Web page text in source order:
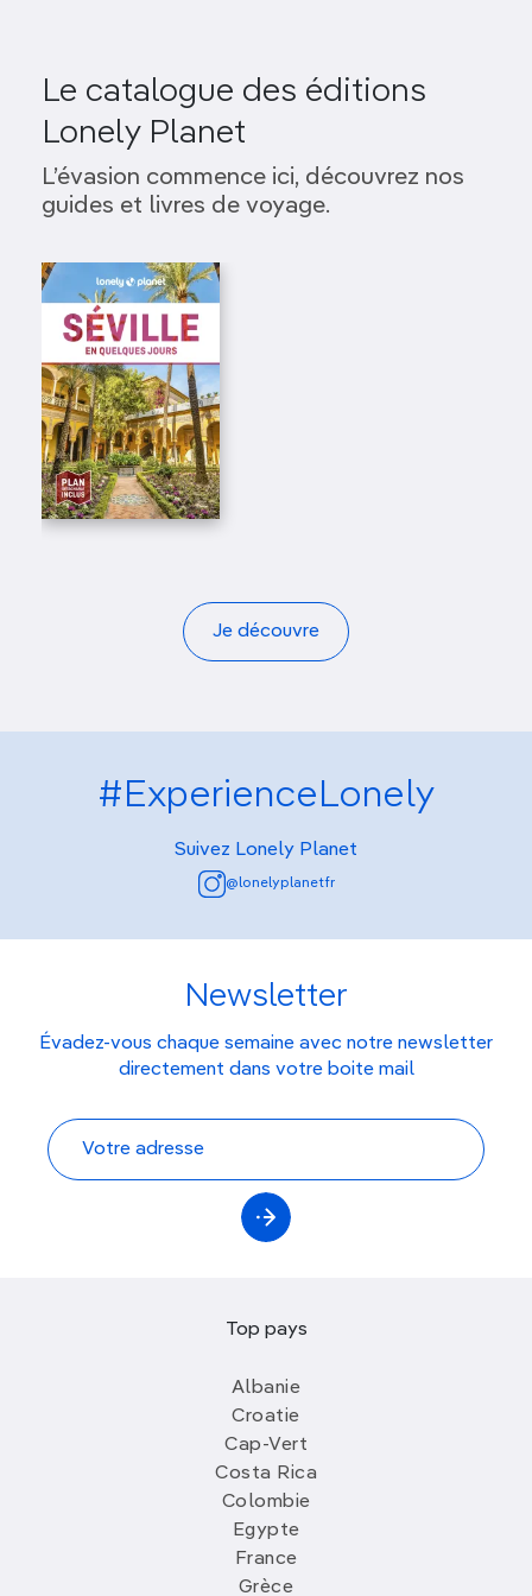
Le catalogue des éditions
Lonely Planet
L’évasion commence ici, découvrez nos
guides et livres de voyage.
Je découvre
#ExperienceLonely
Suivez Lonely Planet
@lonelyplanetfr
Newsletter
Évadez-vous chaque semaine avec notre newsletter
directement dans votre boite mail
Top pays
Albanie
Croatie
Cap-Vert
Costa Rica
Colombie
Egypte
France
Grèce